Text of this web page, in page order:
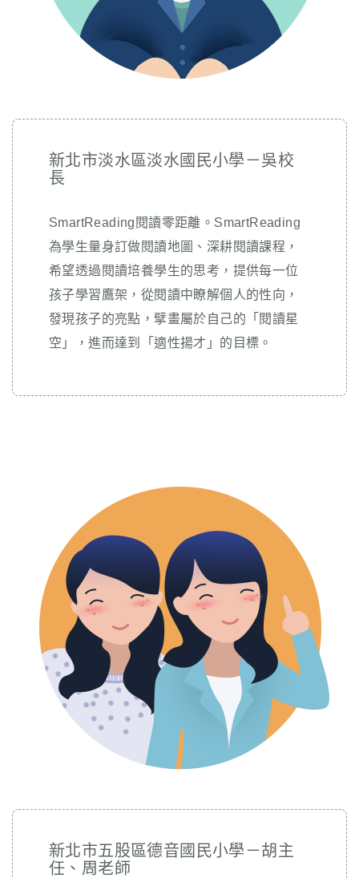
新北市淡水區淡水國民小學－吳校
長
SmartReading閱讀零距離。SmartReading
為學生量身訂做閱讀地圖、深耕閱讀課程，
希望透過閱讀培養學生的思考，提供每一位
孩子學習鷹架，從閱讀中瞭解個人的性向，
發現孩子的亮點，擘畫屬於自己的「閱讀星
空」，進而達到「適性揚才」的目標。
新北市五股區德音國民小學－胡主
任、周老師